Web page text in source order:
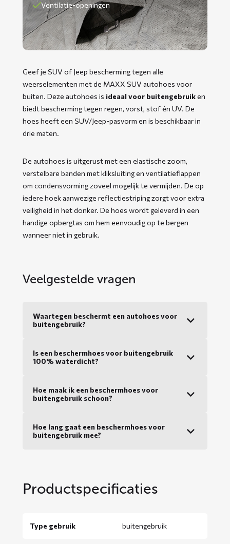
Ventilatie-openingen
Geef je SUV of Jeep bescherming tegen alle
weerselementen met de MAXX SUV autohoes voor
buiten. Deze autohoes is ideaal voor buitengebruiken
biedt bescherming tegen regen, vorst, stof én UV. De
hoes heeft een SUV/Jeep-pasvorm en is beschikbaar in
drie maten.
De autohoes is uitgerust met een elastische zoom,
verstelbare banden met kliksluiting en ventilatieflappen
om condensvorming zoveel mogelijk te vermijden. De op
iedere hoek aanwezige reflectiestriping zorgt voor extra
veiligheid in het donker. De hoes wordt geleverd in een
handige opbergtas om hem eenvoudig op te bergen
wanneer niet in gebruik.
Veelgestelde vragen
Waartegen beschermt een autohoes voor
buitengebruik?
Is een beschermhoes voor buitengebruik
100% waterdicht?
Hoe maak ik een beschermhoes voor
buitengebruik schoon?
Hoe lang gaat een beschermhoes voor
buitengebruik mee?
Productspecificaties
Type gebruik buitengebruik